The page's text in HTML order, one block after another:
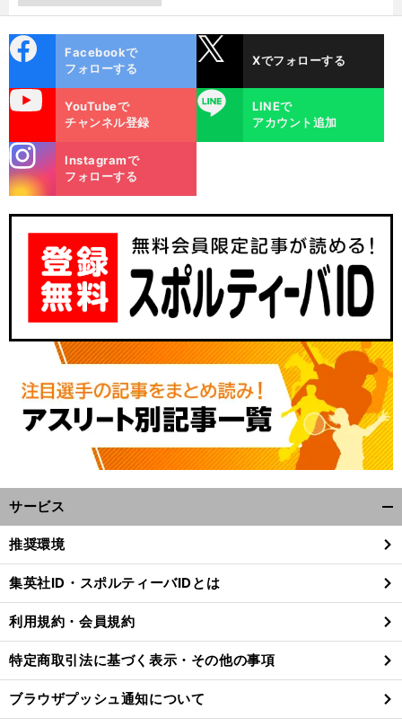
ok
Facebookで
フォローする
Xでフォローする
YouTubeで
チャンネル登録
LINE
LINEで
アカウント追加
m
Instagramで
フォローする
サービス
閉
る
推奨環境
集英社ID・スポルティーバIDとは
利用規約・会員規約
特定商取引法に基づく表示・その他の事項
ブラウザプッシュ通知について